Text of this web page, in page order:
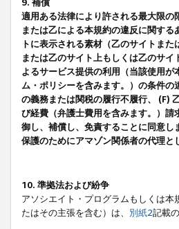
9. 補償
適用ある法律により許される最大限
または乙による本規約の違反に関す
トに表示される素材（乙のサイトま
または乙のサイト上もしくは乙のサ
よるサービス提供の利用（当該使用
ム・ポリシーを含みます。）の条件
の義務または関税の履行不履行、 (F)
び経費（弁護士費用を含みます。）
御し、補償し、免責することに同意
保護のためにアマゾン関係者の代理
10. 準拠法および紛争
アソシエイト・プログラムもしくは
たはその主張を含む）は、 別紙2記載